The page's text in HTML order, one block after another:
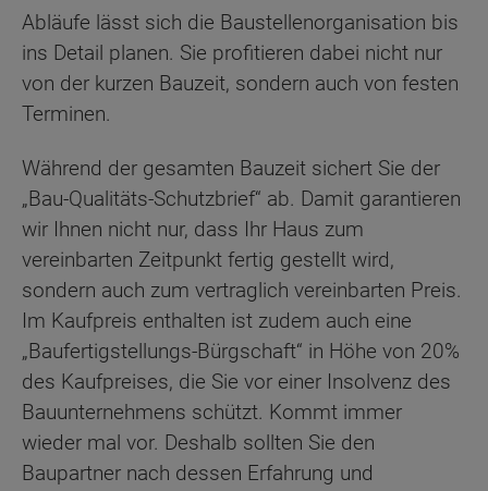
Abläufe lässt sich die Baustellenorganisation bis
ins Detail planen. Sie profitieren dabei nicht nur
von der kurzen Bauzeit, sondern auch von festen
Terminen.
Während der gesamten Bauzeit sichert Sie der
„Bau-Qualitäts-Schutzbrief“ ab. Damit garantieren
wir Ihnen nicht nur, dass Ihr Haus zum
vereinbarten Zeitpunkt fertig gestellt wird,
sondern auch zum vertraglich vereinbarten Preis.
Im Kaufpreis enthalten ist zudem auch eine
„Baufertigstellungs-Bürgschaft“ in Höhe von 20%
des Kaufpreises, die Sie vor einer Insolvenz des
Bauunternehmens schützt. Kommt immer
wieder mal vor. Deshalb sollten Sie den
Baupartner nach dessen Erfahrung und